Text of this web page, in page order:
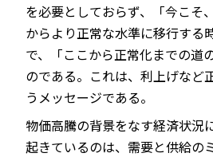
を必要としておらず、「今こそ
からより正常な水準に移行する
で、「ここから正常化までの道
のである。これは、利上げなど
うメッセージである。
物価高騰の背景をなす経済状況
起きているのは、需要と供給の